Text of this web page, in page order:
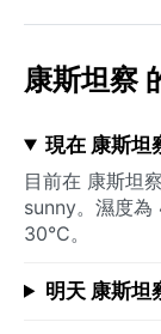
康斯坦察
現在 康斯坦
目前在 康斯坦
sunny。濕度為
30°C。
明天 康斯坦